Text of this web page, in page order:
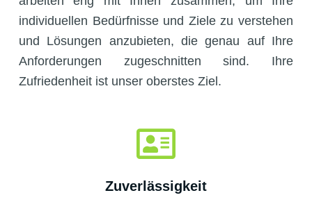
individuellen Bedürfnisse und Ziele zu verstehen
und Lösungen anzubieten, die genau auf Ihre
Anforderungen zugeschnitten sind. Ihre
Zufriedenheit ist unser oberstes Ziel.
Zuverlässigkeit